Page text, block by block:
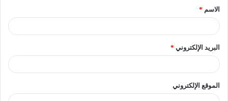
الاسم *
البريد الإلكتروني *
الموقع الإلكتروني